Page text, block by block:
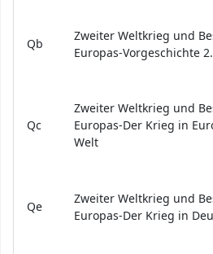
Qb
Zweiter Weltkrieg und
Europas-Vorgeschichte
Qc
Zweiter Weltkrieg und
Europas-Der Krieg in
Welt
Qe
Zweiter Weltkrieg und
Europas-Der Krieg in